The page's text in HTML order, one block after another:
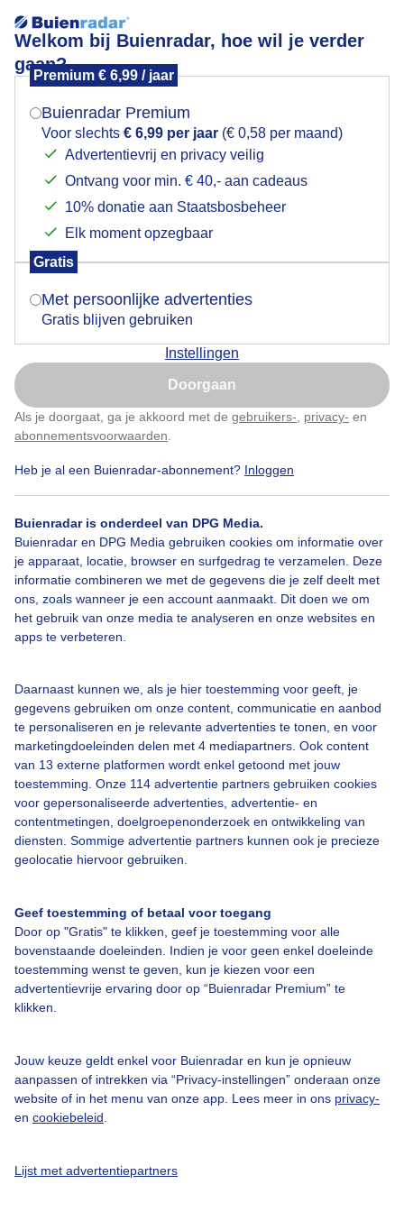
Welkom bij Buienradar, hoe wil je verder
gaan?
Premium € 6,99 / jaar
Buienradar Premium
Voor slechts € 6,99 per jaar (€ 0,58 per maand)
Advertentievrij en privacy veilig
Ontvang voor min. € 40,- aan cadeaus
10% donatie aan Staatsbosbeheer
Elk moment opzegbaar
Gratis
Met persoonlijke advertenties
Gratis blijven gebruiken
Instellingen
Doorgaan
Als je doorgaat, ga je akkoord met de gebruikers- privacy- en
abonnementsvoorwaarden
Heb je al een Buienradar-abonnement? Inloggen
Buienradar is onderdeel van DPG Media.
Buienradar en DPG Media gebruiken cookies om informatie over
je apparaat, locatie, browser en surfgedrag te verzamelen. Deze
informatie combineren we met de gegevens die je zelf deelt met
ons, zoals wanneer je een account aanmaakt. Dit doen we om
het gebruik van onze media te analyseren en onze websites en
apps te verbeteren.
Daarnaast kunnen we, als je hier toestemming voor geeft, je
gegevens gebruiken om onze content, communicatie en aanbod
te personaliseren en je relevante advertenties te tonen, en voor
marketingdoeleinden delen met 4 mediapartners. Ook content
van 13 externe platformen wordt enkel getoond met jouw
toestemming. Onze 114 advertentie partners gebruiken cookies
voor gepersonaliseerde advertenties, advertentie- en
contentmetingen, doelgroepenonderzoek en ontwikkeling van
diensten. Sommige advertentie partners kunnen ook je precieze
geolocatie hiervoor gebruiken.
Geef toestemming of betaal voor toegang
Door op "Gratis" te klikken, geef je toestemming voor alle
bovenstaande doeleinden. Indien je voor geen enkel doeleinde
toestemming wenst te geven, kun je kiezen voor een
advertentievrije ervaring door op “Buienradar Premium” te
klikken.
Jouw keuze geldt enkel voor Buienradar en kun je opnieuw
aanpassen of intrekken via “Privacy-instellingen” onderaan onze
website of in het menu van onze app. Lees meer in ons privacy-
en cookiebeleid
Lijst met advertentiepartners
Dichte mist boven het Hoendiep in Zuidhorn
vanmiddag
Na vier uur vanmiddag is de mist weer dichter
Door: Arnout Bolt
Bekijk slideshow
Een moment geduld aub...
Over Buienradar
Contact
Toegankelijkheid
Gebruikersvoorwaarden
Buienradar Team
Privacy beleid
Cookie beleid
Gratis weerdata
Mogen we je locatie gebruiken voor het
Indien je hier nog geen akkoord op hebt gegeven,
verschijnt er zo een pop-up uit je browser waarin
Is goed, toon de popup
Nu niet, misschien later
Klik hierom dit aan te passen